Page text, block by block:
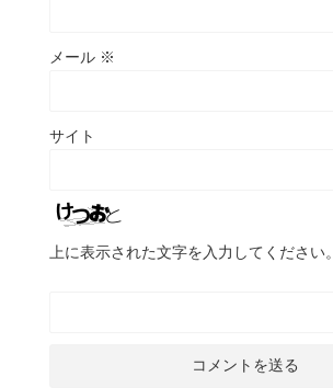
メール ※
サイト
上に表示された文字を入力してください。